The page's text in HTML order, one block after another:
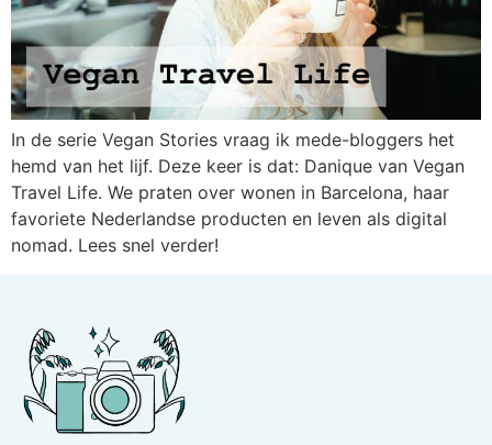
In de serie Vegan Stories vraag ik mede-bloggers het
hemd van het lijf. Deze keer is dat: Danique van Vegan
Travel Life. We praten over wonen in Barcelona, haar
favoriete Nederlandse producten en leven als digital
nomad. Lees snel verder!